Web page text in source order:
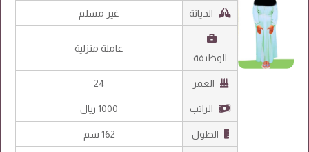
الديانة غير مسلم
الوظيفة
عاملة منزلية
العمر 24
الراتب 1000 ريال
الطول 162 سم